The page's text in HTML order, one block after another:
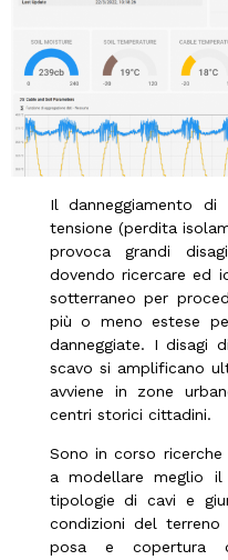
Il danneggiamento
tensione (perdita
provoca grandi
dovendo ricercare ed
sotterraneo per
più o meno estese
danneggiate. I disagi
scavo si amplificano
avviene in zone
centri storici cittadini.
Sono in corso
a modellare meglio il
tipologie di cavi e
condizioni del
posa e copertura